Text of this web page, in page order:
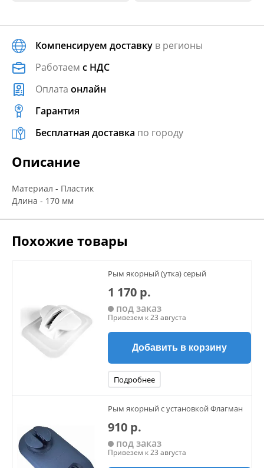
Компенсируем доставку в регионы
Работаем с НДС
Оплата онлайн
Гарантия
Бесплатная доставка по городу
Описание
Материал - Пластик
Длина - 170 мм
Похожие товары
Рым якорный (утка) серый
1 170 р.
под заказ
Привезем к 23 августа
Добавить в корзину
Подробнее
Рым якорный с установкой Флагман
910 р.
под заказ
Привезем к 23 августа